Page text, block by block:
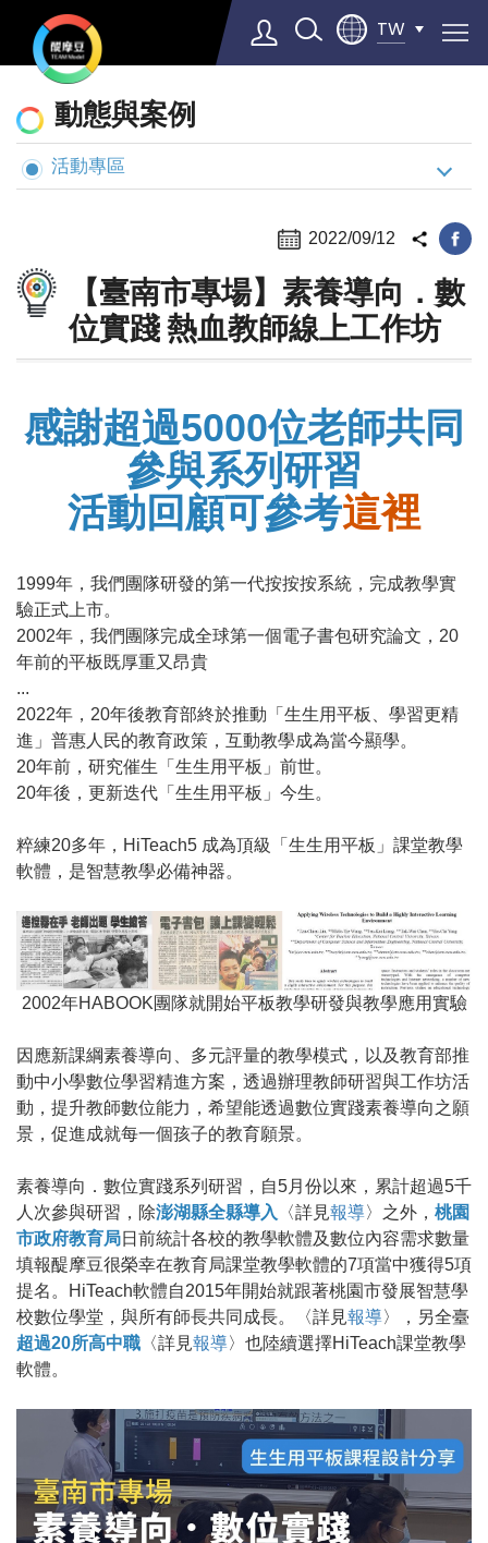
TW
▼
態
與
案
動態與案例
活動專區
2022/09/12
【臺南市專場】素養導向．數
位實踐 熱血教師線上工作坊
感謝超過5000位老師共同
參與系列研習
活動回顧可參考這裡
1999年，我們團隊研發的第一代按按按系統，完成教學實
驗正式上市。
2002年，我們團隊完成全球第一個電子書包研究論文，20
年前的平板既厚重又昂貴
...
2022年，20年後教育部終於推動「生生用平板、學習更精
進」普惠人民的教育政策，互動教學成為當今顯學。
20年前，研究催生「生生用平板」前世。
20年後，更新迭代「生生用平板」今生。
粹練20多年，HiTeach5 成為頂級「生生用平板」課堂教學
軟體，是智慧教學必備神器。
2002年HABOOK團隊就開始平板教學研發與教學應用實驗
因應新課綱素養導向、多元評量的教學模式，以及教育部推
動中小學數位學習精進方案，透過辦理教師研習與工作坊活
動，提升教師數位能力，希望能透過數位實踐素養導向之願
景，促進成就每一個孩子的教育願景。
素養導向．數位實踐系列研習，自5月份以來，累計超過5千
人次參與研習，除澎湖縣全縣導入 〈詳見報導〉之外， 桃園
市政府教育局日前統計各校的教學軟體及數位內容需求數量
填報醍摩豆很榮幸在教育局課堂教學軟體的7項當中獲得5項
提名。HiTeach軟體自2015年開始就跟著桃園市發展智慧學
校數位學堂，與所有師長共同成長。〈詳見報導〉，另全臺
超過20所高中職 〈詳見報導〉也陸續選擇HiTeach課堂教學
軟體。